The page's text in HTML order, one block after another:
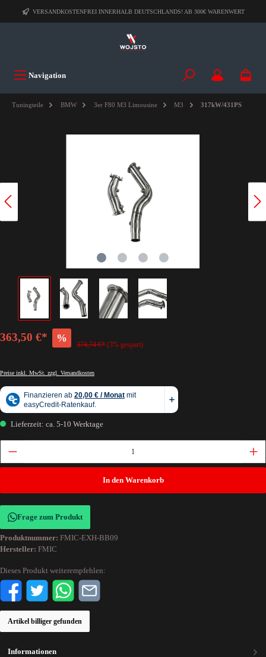
VERSANDKOSTENFREI INNERHALB DEUTSCHLANDS! AB 300€ WARENWERT
Navigation
Tuningteile BMW 3er F80 M3 Limousine M3 317kW/431PS
363,50 €* %
374,74 €* (3% gespart)
Preise inkl. MwSt. zzgl. Versandkosten
Lieferzeit: ca. 5-10 Werktage
In den Warenkorb
Frage zum Produkt
Produktnummer: FMIC-EXH-BB09
Hersteller: FMIC
Dieses Produkt weiterempfehlen:
Artikel billiger gefunden
Informationen